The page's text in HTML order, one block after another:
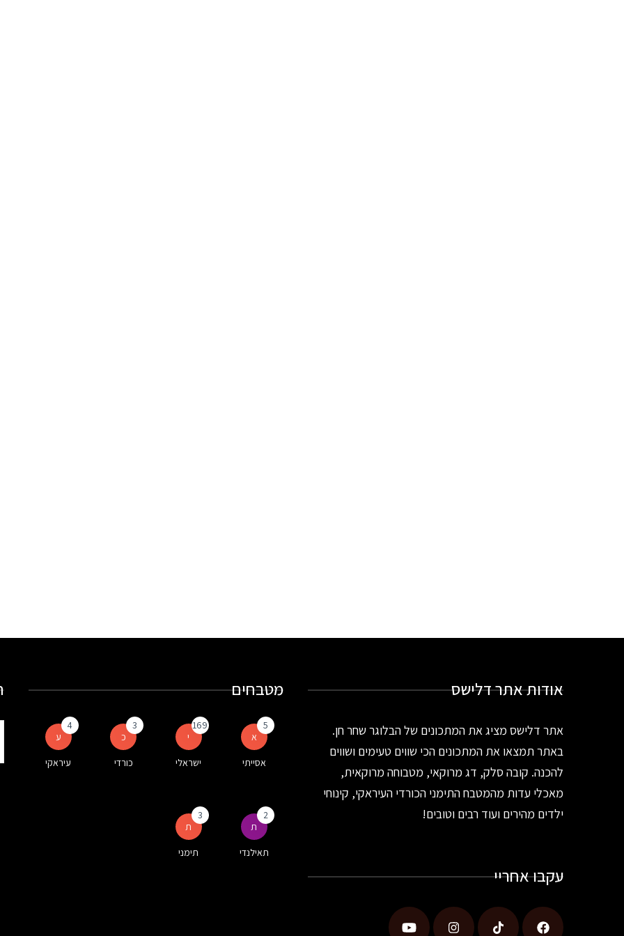
אודות אתר דלישס
אתר דלישס מציג את המתכונים של הבלוגר שחר חן.
באתר תמצאו את המתכונים הכי שווים טעימים ושווים
להכנה. קובה סלק, דג מרוקאי, מטבוחה מרוקאית,
מאכלי עדות מהמטבח התימני הכורדי העיראקי, קינוחי
ילדים מהירים ועוד רבים וטובים!
עקבו אחריי
מטבחים
א
5
אסייתי
י
169
ישראלי
כ
3
כורדי
ע
4
עיראקי
ת
2
תאילנדי
ת
3
תימני